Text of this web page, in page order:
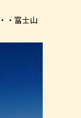
・富士山